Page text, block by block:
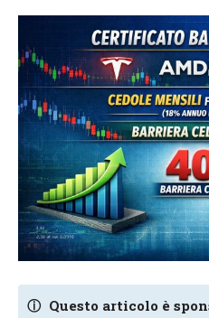
ⓘ Questo articolo è